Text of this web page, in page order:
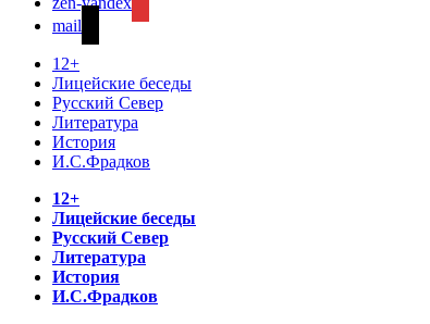
mail
12+
Лицейские беседы
Русский Север
Литература
История
И.С.Фрадков
12+
Лицейские беседы
Русский Север
Литература
История
И.С.Фрадков